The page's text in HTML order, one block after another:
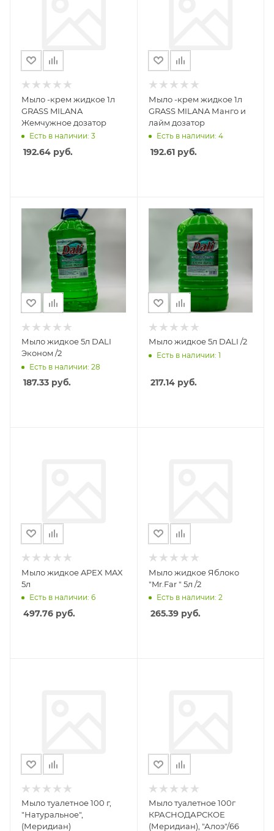
Мыло -крем жидкое 1л
GRASS MILANA
Жемчужное дозатор
Есть в наличии: 3
192.64 руб.
Мыло -крем жидкое 1л
GRASS MILANA Манго и
лайм дозатор
Есть в наличии: 4
192.61руб.
Мыло жидкое 5л DALI
Эконом /2
Есть в наличии: 28
187.33 руб.
Мыло жидкое 5л DALI /2
Есть в наличии: 1
217.14руб.
Мыло жидкое APEX MAX
5л
Есть в наличии: 6
497.76 руб.
Мыло жидкое Яблоко
"Mr.Far " 5л /2
Есть в наличии: 2
265.39руб.
Мыло туалетное 100 г,
"Натуральное",
(Меридиан)
Мыло туалетное 100г
КРАСНОДАРСКОЕ
(Меридиан), "Алоэ"/66